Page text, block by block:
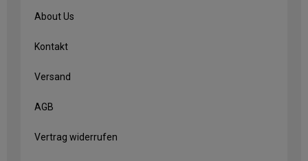
About Us
Kontakt
Versand
AGB
Vertrag widerrufen